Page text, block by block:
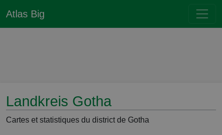
Atlas Big
Landkreis Gotha
Cartes et statistiques du district de Gotha